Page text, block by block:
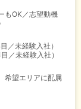
もOK／志望動機
／未経験入社）
／未経験入社）
希望エリアに配属